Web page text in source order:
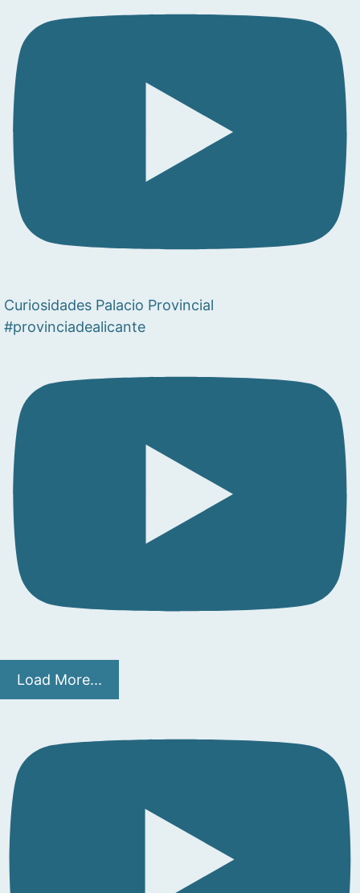
Curiosidades Palacio Provincial
#provinciadealicante
Load More...